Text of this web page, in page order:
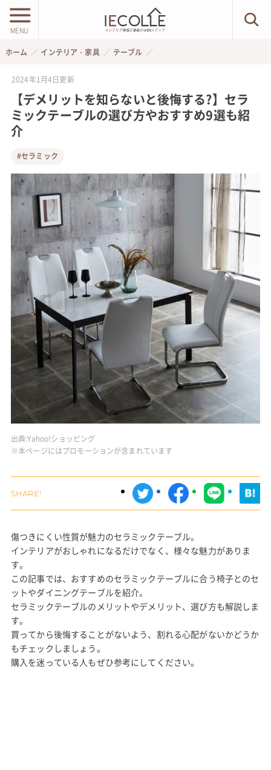
MENU
ホーム インテリア・家具 テーブル
2024年1月4日更新
【デメリットを知らないと後悔する?】セラ
ミックテーブルの選び方やおすすめ9選も紹
介
#セラミック
出典:Yahoo!ショッピング
※本ページにはプロモーションが含まれています
傷つきにくい性質が魅力のセラミックテーブル。
インテリアがおしゃれになるだけでなく、様々な魅力がありま
す。
この記事では、おすすめのセラミックテーブルに合う椅子とのセ
ットやダイニングテーブルを紹介。
セラミックテーブルのメリットやデメリット、選び方も解説しま
す。
買ってから後悔することがないよう、割れる心配がないかどうか
もチェックしましょう。
購入を迷っている人もぜひ参考にしてください。